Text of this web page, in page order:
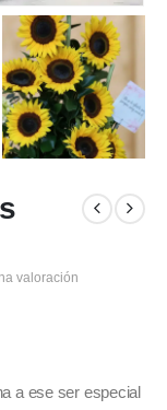
valoración
a ese ser especial